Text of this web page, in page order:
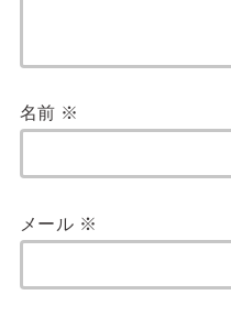
名前 ※
メール ※